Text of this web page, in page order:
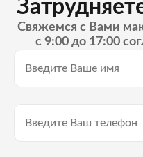
Свяжемся с Вами
с 9:00 до 17:00